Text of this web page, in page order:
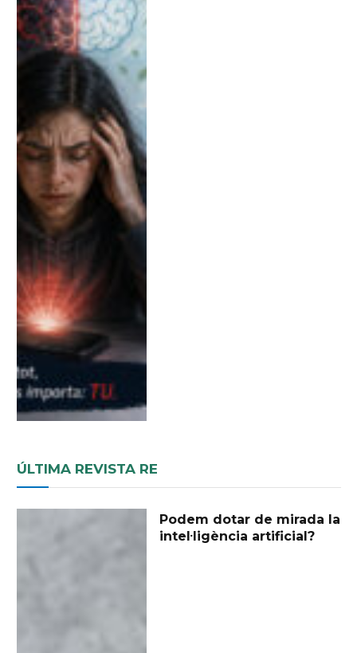
ÚLTIMA REVISTA RE
Podem dotar de mirada la
intel·ligència artificial?